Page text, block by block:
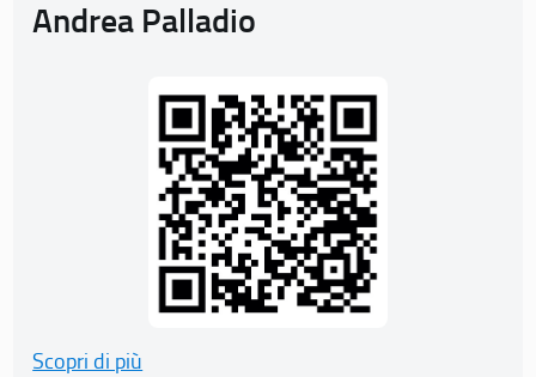
Andrea Palladio
Scopri di più